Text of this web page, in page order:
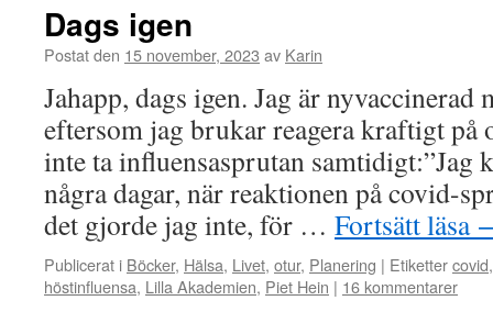
Dags igen
Postat den 15 november, 2023 av Karin
Jahapp, dags igen. Jag är nyvaccinerad
eftersom jag brukar reagera kraftigt
inte ta influensasprutan samtidigt:”Jag
några dagar, när reaktionen på covid-
det gjorde jag inte, för … Fortsätt läsa
Publicerat i Böcker, Hälsa, Livet, otur, Planering | Etikettercovid
höstinfluensa, Lilla Akademien, Piet Hein | 16 kommentarer